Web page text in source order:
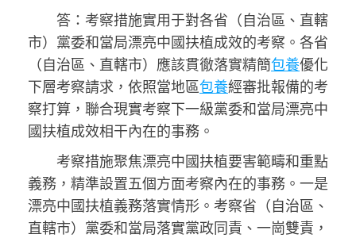
答：考察措施實用于對各省（自治區、直轄
市）黨委和當局漂亮中國扶植成效的考察。各省
（自治區、直轄市）應該貫徹落實精簡包養優化
下層考察請求，依照當地區包養經審批報備的考
察打算，聯合現實考察下一級黨委和當局漂亮中
國扶植成效相干內在的事務。
考察措施聚焦漂亮中國扶植要害範疇和重點
義務，精準設置五個方面考察內在的事務。一是
漂亮中國扶植義務落實情形。考察省（自治區、
直轄市）黨委和當局落實黨政同責、一崗雙責，